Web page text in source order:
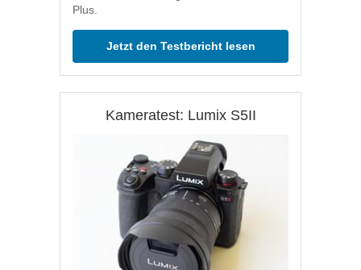
Plus.
Jetzt den Testbericht lesen
Kameratest: Lumix S5II